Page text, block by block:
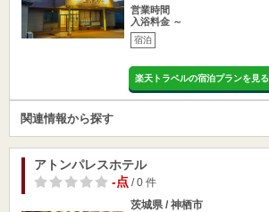
営業時間
入浴料金 ～
宿泊
楽天トラベルの宿泊プランを見る
関連情報から探す
アトンパレスホテル
-点/ 0 件
茨城県 / 神栖市